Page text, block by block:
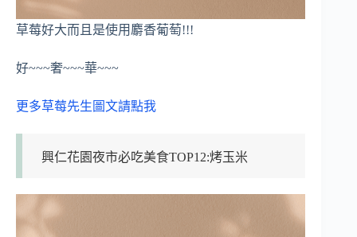
草莓好大而且是使用麝香葡萄!!!
好~~~奢~~~華~~~
更多草莓先生圖文請點我
興仁花園夜市必吃美食TOP12:烤玉米